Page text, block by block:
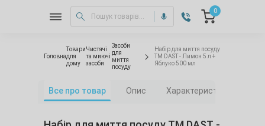
0
Головна
Товари
для
дому
Чистячі
та миючі
засоби
Засоби
для
миття
посуду
Набір для миття посуду
ТМ DAST - Лимон 5 л +
Яблуко 500 мл
Все про товар Опис Характеристики